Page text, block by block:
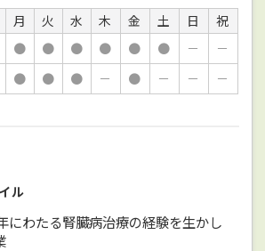
月 火 水 木 金 土 日
祝
● ● ● ● ● ● －
－
● ● ● － ● － － －
ル
にわたる腎臓病治療の経験を生かし